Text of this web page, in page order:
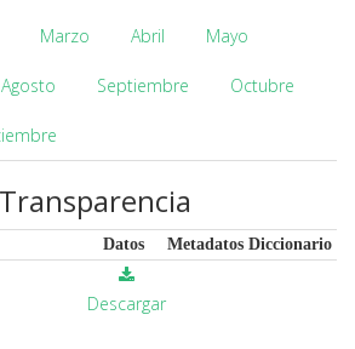
Marzo Abril Mayo
Agosto Septiembre Octubre
Datos Metadatos Diccionario
Descargar